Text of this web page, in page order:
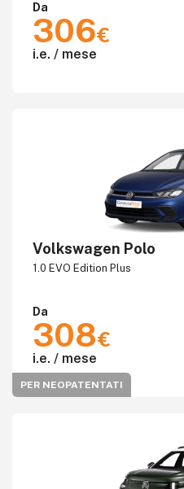
Da
306€
i.e. / mese
Volkswagen Polo
1.0 EVO Edition Plus
Da
308€
i.e. / mese
PER NEOPATENTATI